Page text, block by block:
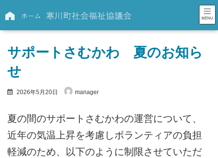
ン
テ
ツ
キ
ビ
ゲ
シ
に
サポートさむかわ 夏のお知ら
せ
2026年5月20日 manager
夏の間のサポートさむかわの運営について、
近年の気温上昇を考慮しボランティアの負担
軽減のため、以下のように制限させていただ
MENU